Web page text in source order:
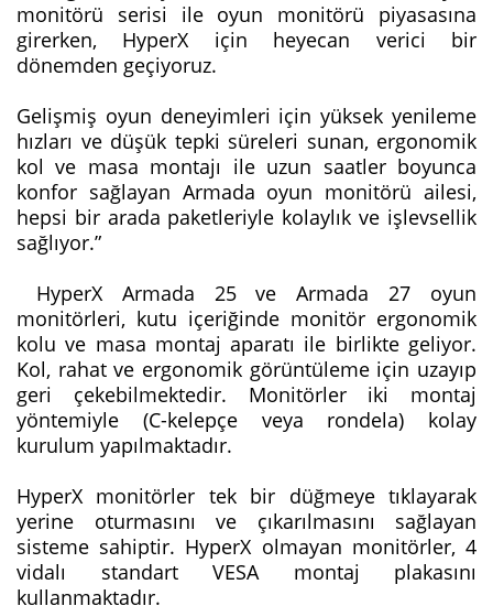
monitörü serisi ile oyun monitörü piyasasına
girerken, HyperX için heyecan verici bir
dönemden geçiyoruz.
Gelişmiş oyun deneyimleri için yüksek yenileme
hızları ve düşük tepki süreleri sunan, ergonomik
kol ve masa montajı ile uzun saatler boyunca
konfor sağlayan Armada oyun monitörü ailesi,
hepsi bir arada paketleriyle kolaylık ve işlevsellik
sağlıyor.”
HyperX Armada 25 ve Armada 27 oyun
monitörleri, kutu içeriğinde monitör ergonomik
kolu ve masa montaj aparatı ile birlikte geliyor.
Kol, rahat ve ergonomik görüntüleme için uzayıp
geri çekebilmektedir. Monitörler iki montaj
yöntemiyle (C-kelepçe veya rondela) kolay
kurulum yapılmaktadır.
HyperX monitörler tek bir düğmeye tıklayarak
yerine oturmasını ve çıkarılmasını sağlayan
sisteme sahiptir. HyperX olmayan monitörler, 4
vidalı standart VESA montaj plakasını
kullanmaktadır.